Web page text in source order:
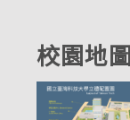
校園地